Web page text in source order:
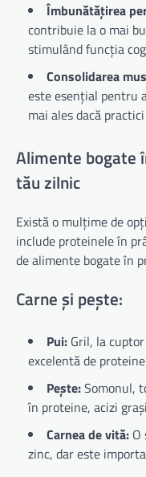
Îmbunătățirea
contribuie la o mai
stimulând funcția
Consolidarea
este esențial pentru
mai ales dacă
Alimente bogate
tău zilnic
Există o mulțime de
include proteinele în
de alimente bogate în
Carne și pește:
Pui: Gril, la
excelentă de
Pește:Somonul,
în proteine, acizi
Carnea de vită: O
zinc, dar este